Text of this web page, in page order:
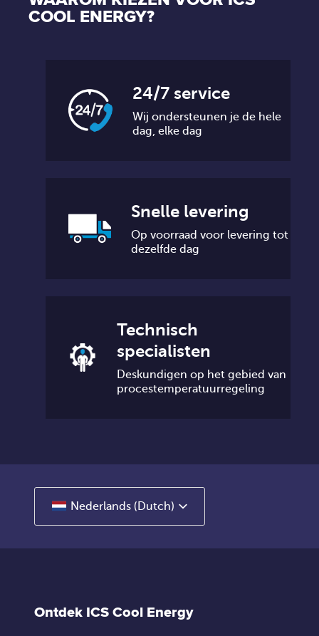
COOL ENERGY?
24/7 service
Wij ondersteunen je de hele
dag, elke dag
Snelle levering
Op voorraad voor levering tot
dezelfde dag
Technisch
specialisten
Deskundigen op het gebied van
procestemperatuurregeling
Nederlands (Dutch)
Ontdek ICS Cool Energy